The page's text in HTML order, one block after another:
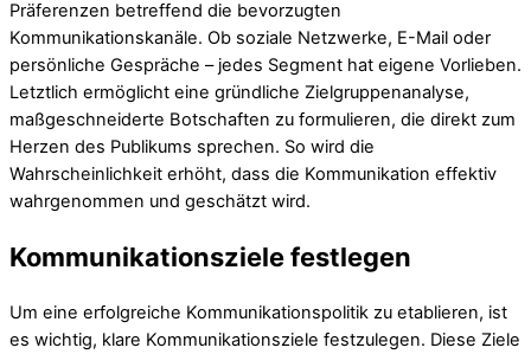
Präferenzen betreffend die bevorzugten
Kommunikationskanäle. Ob soziale Netzwerke, E-Mail oder
persönliche Gespräche – jedes Segment hat eigene Vorlieben.
Letztlich ermöglicht eine gründliche Zielgruppenanalyse,
maßgeschneiderte Botschaften zu formulieren, die direkt zum
Herzen des Publikums sprechen. So wird die
Wahrscheinlichkeit erhöht, dass die Kommunikation effektiv
wahrgenommen und geschätzt wird.
Kommunikationsziele festlegen
Um eine erfolgreiche Kommunikationspolitik zu etablieren, ist
es wichtig, klare Kommunikationsziele festzulegen. Diese Ziele